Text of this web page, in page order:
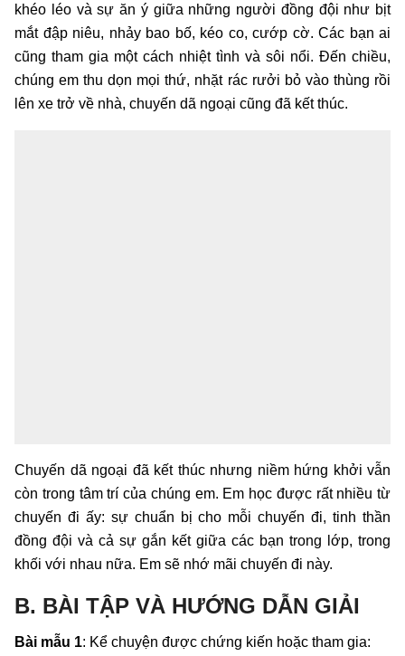
khéo léo và sự ăn ý giữa những người đồng đội như bịt
mắt đập niêu, nhảy bao bố, kéo co, cướp cờ. Các bạn ai
cũng tham gia một cách nhiệt tình và sôi nổi. Đến chiều,
chúng em thu dọn mọi thứ, nhặt rác rưởi bỏ vào thùng rồi
lên xe trở về nhà, chuyến dã ngoại cũng đã kết thúc.
Chuyến dã ngoại đã kết thúc nhưng niềm hứng khởi vẫn
còn trong tâm trí của chúng em. Em học được rất nhiều từ
chuyến đi ấy: sự chuẩn bị cho mỗi chuyến đi, tinh thần
đồng đội và cả sự gắn kết giữa các bạn trong lớp, trong
khối với nhau nữa. Em sẽ nhớ mãi chuyến đi này.
B. BÀI TẬP VÀ HƯỚNG DẪN GIẢI
Bài mẫu 1: Kể chuyện được chứng kiến hoặc tham gia: